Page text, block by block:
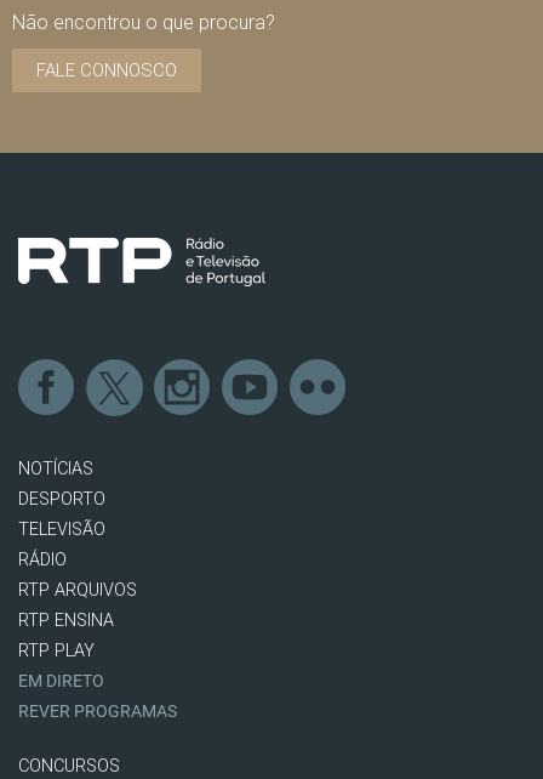
Não encontrou o que procura?
FALE CONNOSCO
NOTÍCIAS
DESPORTO
TELEVISÃO
RÁDIO
RTP ARQUIVOS
RTP ENSINA
RTP PLAY
EM DIRETO
REVER PROGRAMAS
CONCURSOS